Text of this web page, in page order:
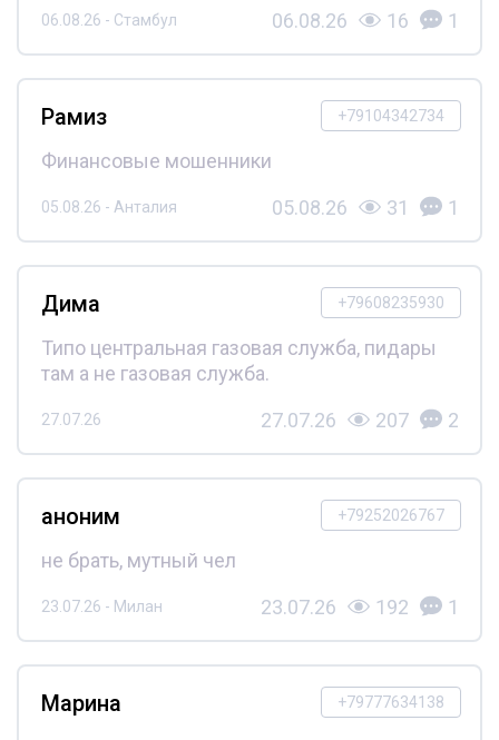
06.08.26 - Стамбул 06.08.26 16 1
+79104342734
Рамиз
Финансовые мошенники
05.08.26 - Анталия 05.08.26 31 1
+79608235930
Дима
Типо центральная газовая служба, пидары
там а не газовая служба.
27.07.26 27.07.26 207 2
+79252026767
аноним
не брать, мутный чел
23.07.26 - Милан 23.07.26 192 1
+79777634138
Марина